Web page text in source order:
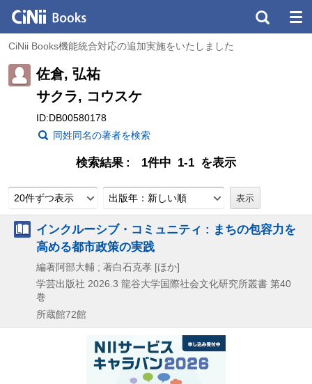
CiNii Books機能統合対応の追加実施をいたしました
佐倉, 弘祐
サクラ, コウスケ
ID:DB00580178
同姓同名の著者を検索
検索結果 1件中 1-1 を表示
20件ずつ表示 出版年：新しい順
インクルーシブ・コミュニティ : まちの包容力を
高める都市政策の実践
編著阿部大輔 ; 著白石克孝 [ほか]
学芸出版社 2026.3 龍谷大学国際社会文化研究所叢書 第40
巻
所蔵館72館